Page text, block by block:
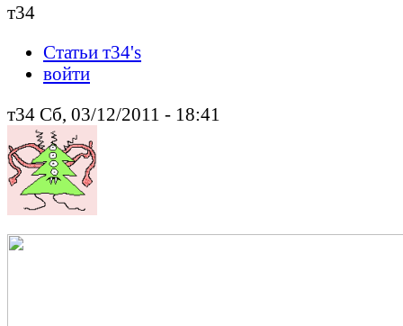
т34
Статьи т34's
войти
т34 Сб, 03/12/2011 - 18:41